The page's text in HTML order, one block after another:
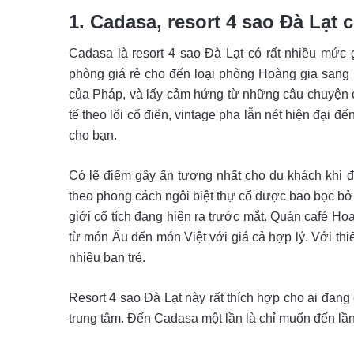
1. Cadasa, resort 4 sao Đà Lạt
Cadasa là resort 4 sao Đà Lạt có rất nhiều
phòng giá rẻ cho đến loại phòng Hoàng gia
của Pháp, và lấy cảm hứng từ những câu
tế theo lối cổ điển, vintage pha lẫn nét hiện đại
cho bạn.
Có lẽ điểm gây ấn tượng nhất cho du khách khi
theo phong cách ngôi biệt thự cổ được bao bọc
giới cổ tích đang hiện ra trước mắt. Quán café
từ món Âu đến món Việt với giá cả hợp lý. Với
nhiều bạn trẻ.
Resort 4 sao Đà Lạt này rất thích hợp cho ai
trung tâm. Đến Cadasa một lần là chỉ muốn đến